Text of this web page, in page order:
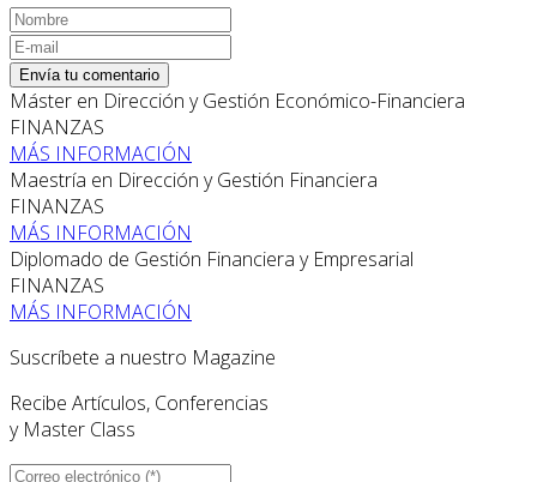
Envía tu comentario
Máster en Dirección y Gestión Económico-Financiera
FINANZAS
MÁS INFORMACIÓN
Maestría en Dirección y Gestión Financiera
FINANZAS
MÁS INFORMACIÓN
Diplomado de Gestión Financiera y Empresarial
FINANZAS
MÁS INFORMACIÓN
Suscríbete a nuestro Magazine
Recibe Artículos, Conferencias
y Master Class